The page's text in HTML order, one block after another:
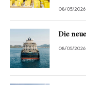
08/05/2026
Die
08/05/2026